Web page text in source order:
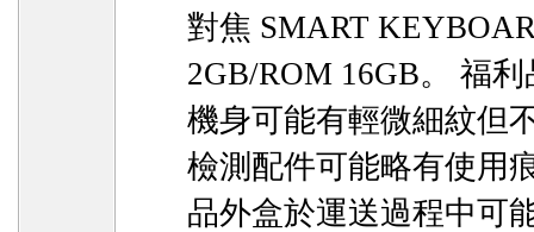
對焦 SMART
2GB/ROM 16GB。 福
機身可能有輕微細紋但
檢測配件可能略有使用
品外盒於運送過程中可